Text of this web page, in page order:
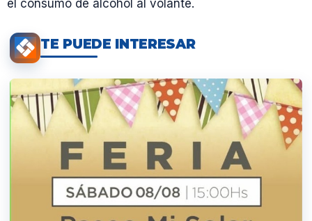
el consumo de alcohol al volante.
TE PUEDE INTERESAR